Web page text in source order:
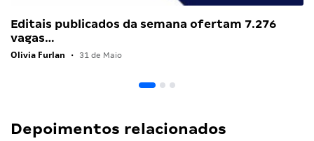
Editais publicados da semana ofertam 7.276
vagas…
Olivia Furlan • 31 de Maio
Depoimentos relacionados